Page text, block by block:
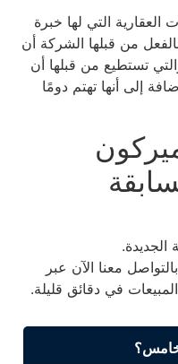
التي لها خبرة
بالفعل من قبلها الشركة أن
تستطيع من قبلها أن
إلى أنها تهتم دومًا
الجديدة.
معنا الآن عبر
في دقائق قليلة.